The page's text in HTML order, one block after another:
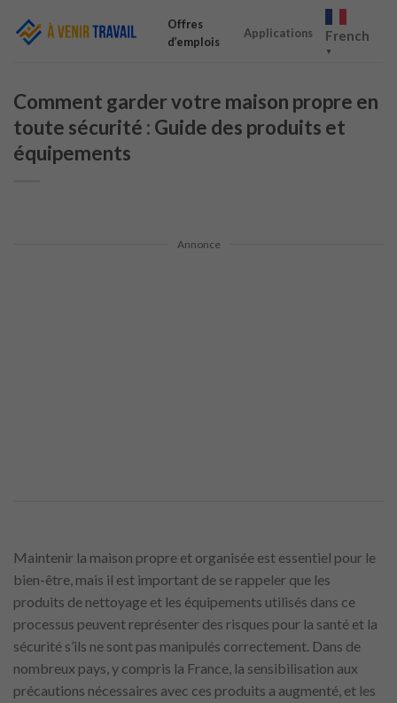
Offres
d’emplois
Applications French
▼
Comment garder votre maison propre en
toute sécurité : Guide des produits et
équipements
Annonce
Maintenir la maison propre et organisée est essentiel pour le
bien-être, mais il est important de se rappeler que les
produits de nettoyage et les équipements utilisés dans ce
processus peuvent représenter des risques pour la santé et la
sécurité s’ils ne sont pas manipulés correctement. Dans de
nombreux pays, y compris la France, la sensibilisation aux
précautions nécessaires avec ces produits a augmenté, et les